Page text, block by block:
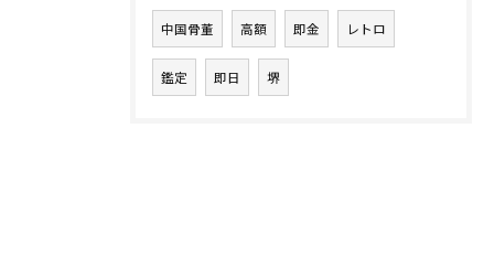
中国骨董 高額 即金 レトロ
鑑定 即日 堺